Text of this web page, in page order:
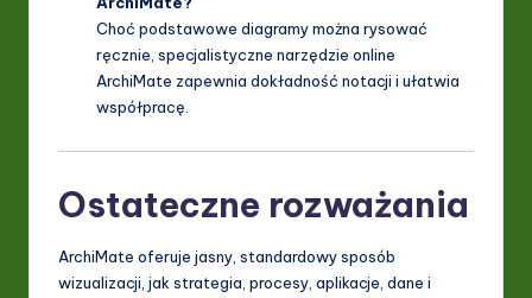
Choć podstawowe diagramy można rysować
ręcznie, specjalistyczne narzędzie online
ArchiMate zapewnia dokładność notacji i ułatwia
współpracę.
Ostateczne rozważania
ArchiMate oferuje jasny, standardowy sposób
wizualizacji, jak strategia, procesy, aplikacje, dane i